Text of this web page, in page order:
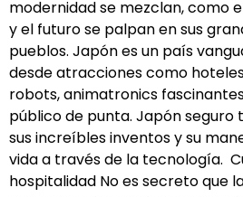
modernidad se mezclan, como
y el futuro se palpan en sus
pueblos. Japón es un país
desde atracciones como
robots, animatronics
público de punta. Japón seguro
sus increíbles inventos y su
vida a través de la tecnología.
hospitalidad No es secreto que